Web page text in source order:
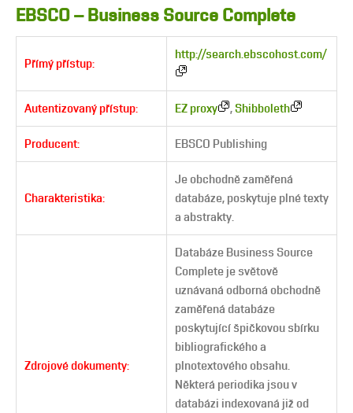
EBSCO – Business Source Complete
Přímý přístup:
http://search.ebscohost.com/
Autentizovaný přístup: EZ proxy ,Shibboleth
Producent: EBSCO Publishing
Charakteristika:
Je obchodně zaměřená
databáze, poskytuje plné texty
a abstrakty.
Zdrojové dokumenty:
Databáze Business Source
Complete je světově
uznávaná odborná obchodně
zaměřená databáze
poskytující špičkovou sbírku
bibliografického a
plnotextového obsahu.
Některá periodika jsou v
databázi indexovaná již od